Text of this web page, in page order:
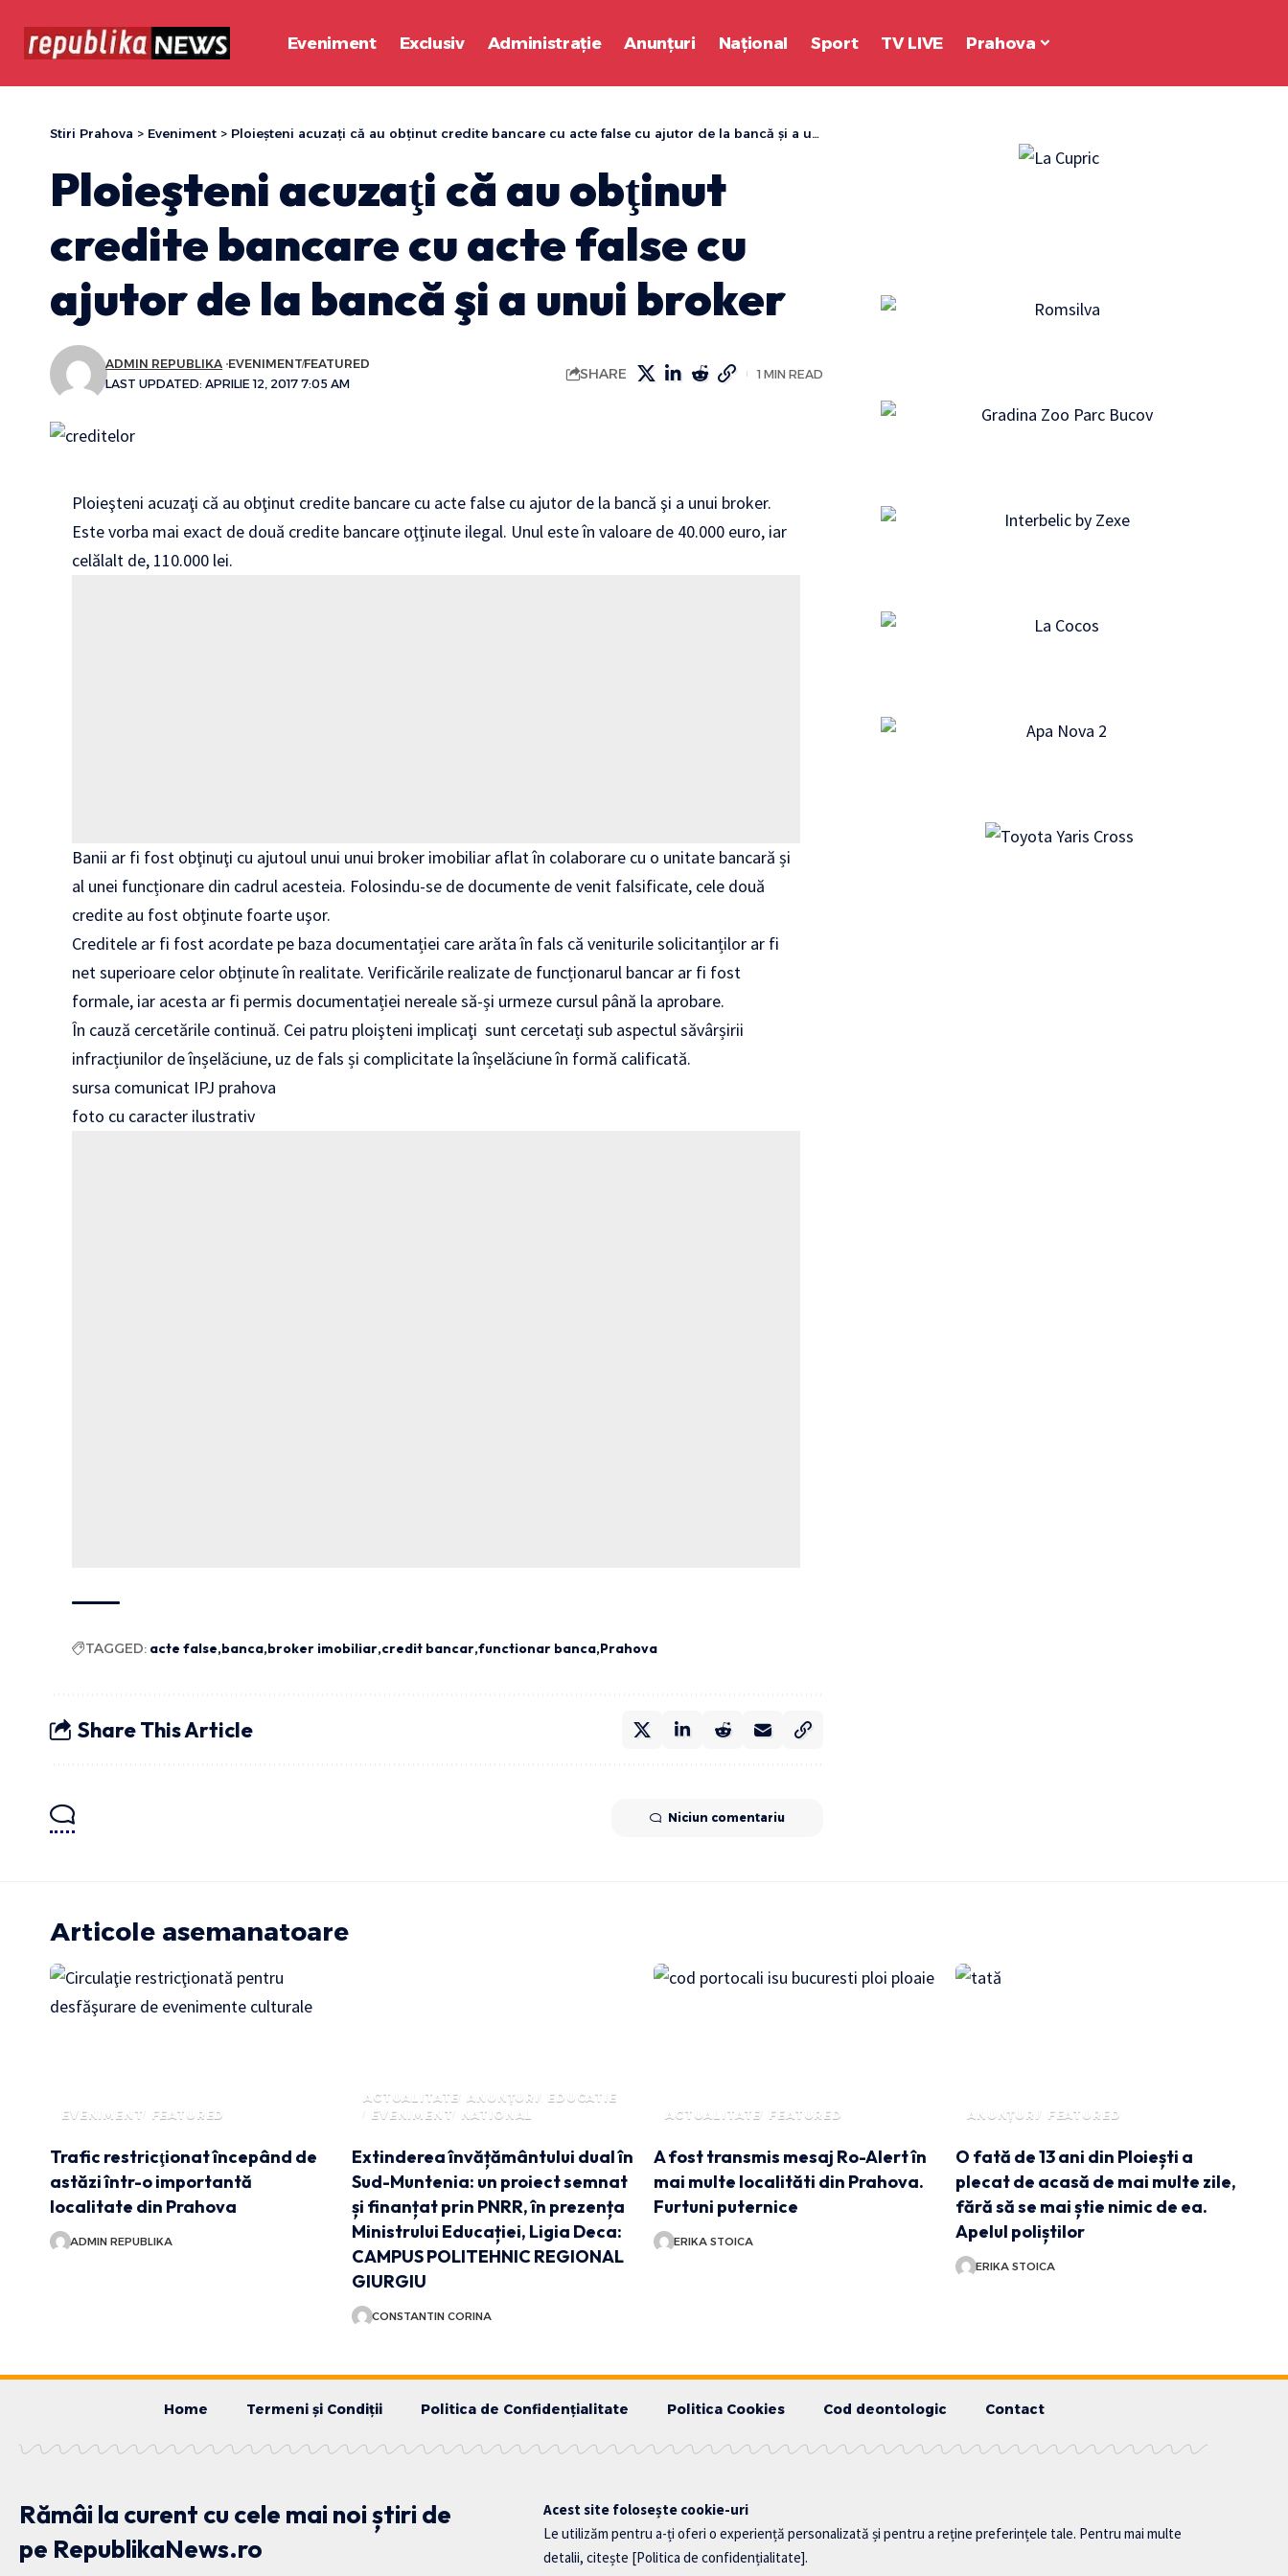
Eveniment Exclusiv Administrație Anunțuri Național Sport TV LIVE Prahova
Stiri Prahova > Eveniment > Ploieşteni acuzaţi că au obţinut credite bancare cu acte false cu ajutor de la bancă şi a unui broker
Ploieşteni acuzaţi că au obţinut
credite bancare cu acte false cu
ajutor de la bancă şi a unui broker
LAST UPDATED: APRILIE 12, 2017 7:05 AM
ADMIN REPUBLIKA EVENIMENTFEATURED
SHARE 1 MIN READ
Ploieşteni acuzaţi că au obţinut credite bancare cu acte false cu ajutor de la bancă şi a unui broker.
Este vorba mai exact de două credite bancare oţţinute ilegal. Unul este în valoare de 40.000 euro, iar
celălalt de, 110.000 lei.
Banii ar fi fost obţinuţi cu ajutoul unui unui broker imobiliar aflat în colaborare cu o unitate bancară și
al unei funcționare din cadrul acesteia. Folosindu-se de documente de venit falsificate, cele două
credite au fost obţinute foarte uşor.
Creditele ar fi fost acordate pe baza documentației care arăta în fals că veniturile solicitanților ar fi
net superioare celor obținute în realitate. Verificările realizate de funcționarul bancar ar fi fost
formale, iar acesta ar fi permis documentației nereale să-și urmeze cursul până la aprobare.
În cauză cercetările continuă. Cei patru ploişteni implicaţi sunt cercetați sub aspectul săvârșirii
infracțiunilor de înșelăciune, uz de fals și complicitate la înșelăciune în formă calificată.
sursa comunicat IPJ prahova
foto cu caracter ilustrativ
TAGGED: acte false banca broker imobiliar credit bancar functionar banca Prahova
Share This Article
Niciun comentariu
Articole asemanatoare
EVENIMENT FEATURED
Trafic restricţionat începând de
astăzi într-o importantă
localitate din Prahova
ADMIN REPUBLIKA
ACTUALITATE ANUNȚURI
EDUCATIE
EVENIMENT
NATIONAL
Extinderea învățământului dual în
Sud-Muntenia: un proiect semnat
și finanțat prin PNRR, în prezența
Ministrului Educației, Ligia Deca:
CAMPUS POLITEHNIC REGIONAL
GIURGIU
CONSTANTIN CORINA
ACTUALITATE FEATURED
A fost transmis mesaj Ro-Alert în
mai multe localităti din Prahova.
Furtuni puternice
ERIKA STOICA
ANUNȚURI FEATURED
O fată de 13 ani din Ploiești a
plecat de acasă de mai multe zile,
fără să se mai știe nimic de ea.
Apelul poliștilor
ERIKA STOICA
Home Termeni și Condiții Politica de Confidențialitate Politica Cookies Cod deontologic Contact
Rămâi la curent cu cele mai noi știri de
pe RepublikaNews.ro
Acest site folosește cookie-uri
Le utilizăm pentru a-ți oferi o experiență personalizată și pentru a reține preferințele tale. Pentru mai multe
detalii, citește [Politica de confidențialitate].